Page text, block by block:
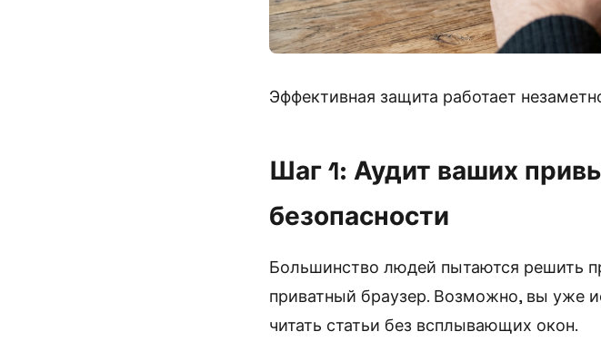
Эффективная защита работает
Шаг 1: Аудит ваших
безопасности
Большинство людей пытаются решить
приватный браузер. Возможно, вы уже
читать статьи без всплывающих окон.